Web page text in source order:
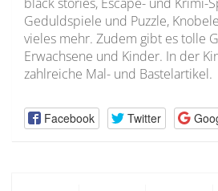
Geduldspiele und Puzzle,
vieles mehr. Zudem gibt es tolle
Erwachsene und Kinder. In der
zahlreiche Mal- und Bastelartikel.
Facebook Twitter